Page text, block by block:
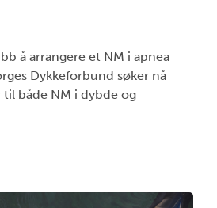
å arrangere et NM i apnea
Dykkeforbund søker nå
både NM i dybde og